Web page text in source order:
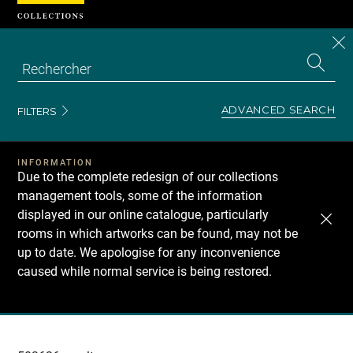
FILTERS ADVANCED SEARCH
INFORMATION
Due to the complete redesign of our collections
management tools, some of the information
displayed in our online catalogue, particularly
rooms in which artworks can be found, may not be
up to date. We apologise for any inconvenience
caused while normal service is being restored.
Recherche
Cookies management panel